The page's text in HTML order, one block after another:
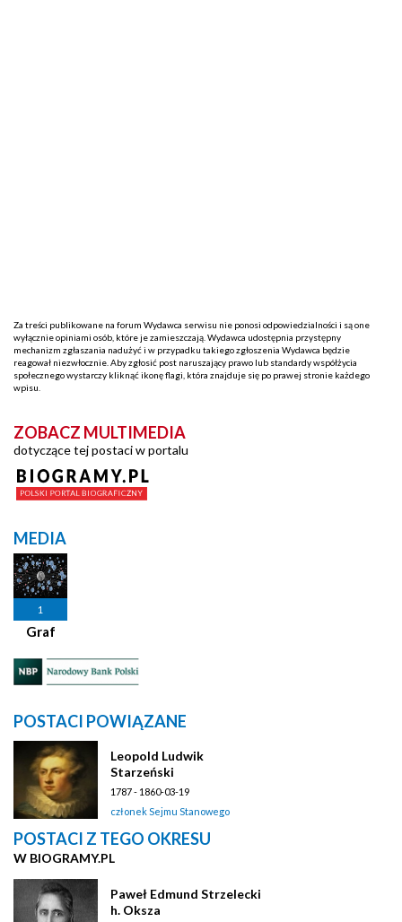
Za treści publikowane na forum Wydawca serwisu nie ponosi odpowiedzialności i są one
wyłącznie opiniami osób, które je zamieszczają. Wydawca udostępnia przystępny
mechanizm zgłaszania nadużyć i w przypadku takiego zgłoszenia Wydawca będzie
reagował niezwłocznie. Aby zgłosić post naruszający prawo lub standardy współżycia
społecznego wystarczy kliknąć ikonę flagi, która znajduje się po prawej stronie każdego
wpisu.
ZOBACZ MULTIMEDIA
dotyczące tej postaci w portalu
MEDIA
1
Graf
POSTACI POWIĄZANE
Leopold Ludwik
Starzeński
1787 - 1860-03-19
członek Sejmu Stanowego
POSTACI Z TEGO OKRESU
W BIOGRAMY.PL
Paweł Edmund Strzelecki
h. Oksza